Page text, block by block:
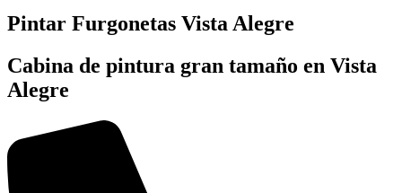
Pintar Furgonetas Vista Alegre
Cabina de pintura gran tamaño en Vista
Alegre